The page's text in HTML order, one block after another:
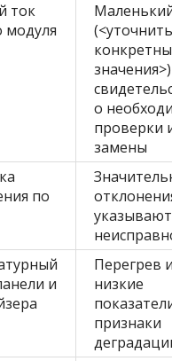
ток
модуля
значения>)
о
проверки
замены
по
и
Перегрев
низкие
признаки